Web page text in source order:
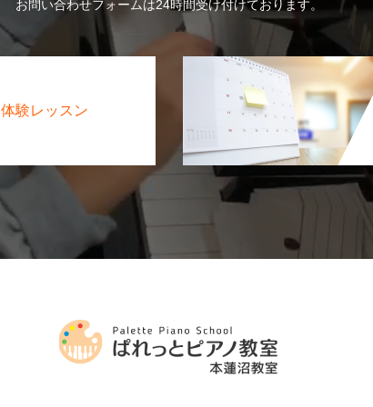
お問い合わせフォームは24時間受け付けております。
体験レッスン